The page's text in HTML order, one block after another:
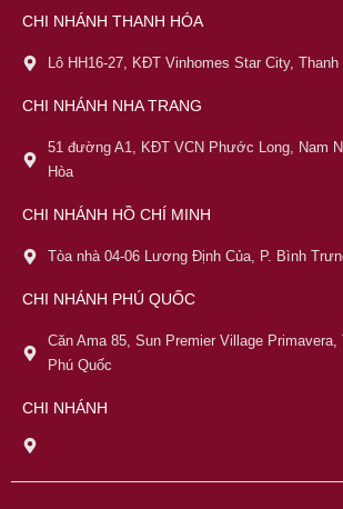
CHI NHÁNH THANH HÓA
Lô HH16-27, KĐT Vinhomes Star City, Thanh
CHI NHÁNH NHA TRANG
51 đường A1, KĐT VCN Phước Long, Nam
Hòa
CHI NHÁNH HỒ CHÍ MINH
Tòa nhà 04-06 Lương Định Của, P. Bình
CHI NHÁNH PHÚ QUỐC
Căn Ama 85, Sun Premier Village
Phú Quốc
CHI NHÁNH